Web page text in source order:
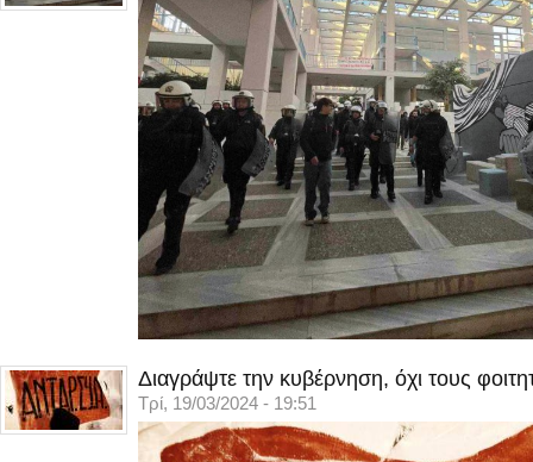
Διαγράψτε την κυβέρνηση, όχι τους
Τρί, 19/03/2024 - 19:51